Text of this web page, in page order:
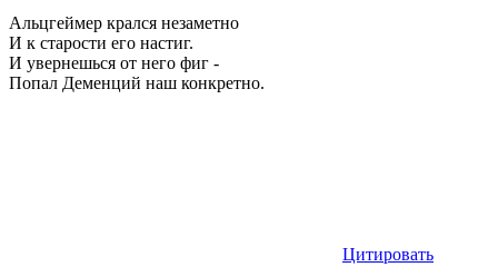
Альцгеймер крался незаметно
И к старости его настиг.
И увернешься от него фиг -
Попал Деменций наш конкретно.
Цитировать